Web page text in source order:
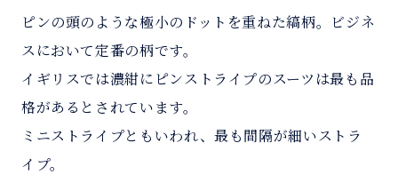
ピンの頭のような極小のドットを重ねた縞柄。ビジネ
スにおいて定番の柄です。
イギリスでは濃紺にピンストライプのスーツは最も品
格があるとされています。
ミニストライプともいわれ、最も間隔が細いストラ
イプ。